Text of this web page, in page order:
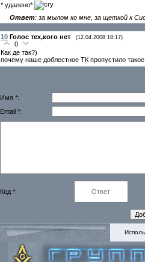
* удалено*
Ответ: за мылом ко мне, за щеткой к
10 Голос тех,кого нет (12.04.2008 18:17)
0
Как де так?)
почему наше доблестное ТК пропустило
Имя *:
Email *:
Код *: